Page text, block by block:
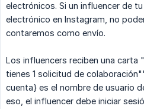
electrónicos. Si un influencer de
electrónico en Instagram, no
contaremos como envío.
Los influencers reciben una carta
tienes 1 solicitud de
cuenta} es el nombre de usuario
eso, el influencer debe iniciar